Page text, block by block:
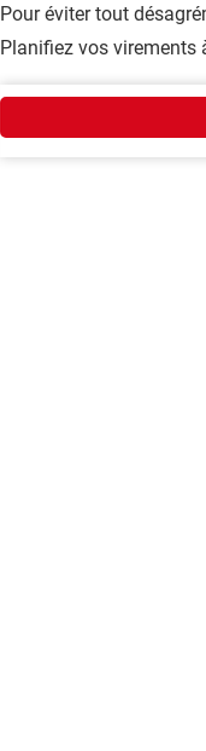
Pour éviter tout
Planifiez vos virements